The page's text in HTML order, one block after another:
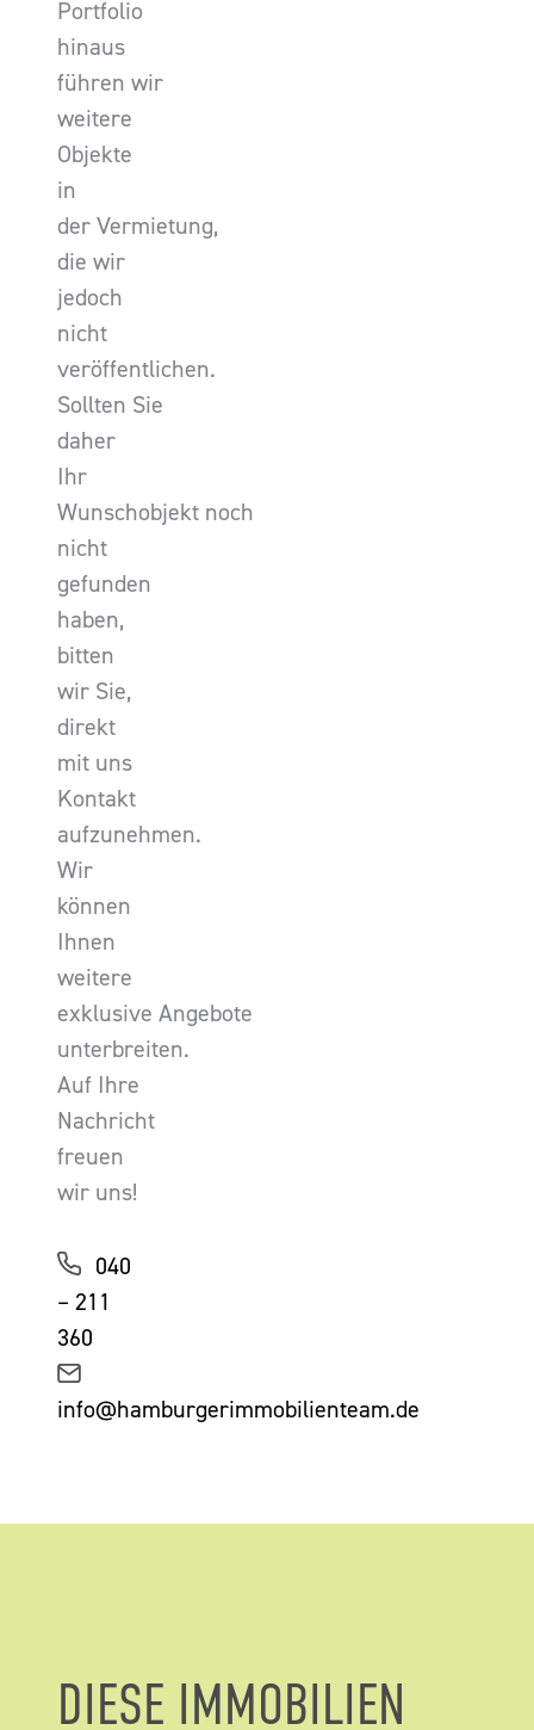
Portfolio
hinaus
führen wir
weitere
Objekte
in
der Vermietung,
die wir
jedoch
nicht
veröffentlichen.
Sollten Sie
daher
Ihr
Wunschobjekt noch
nicht
gefunden
haben,
bitten
wir Sie,
direkt
mit uns
Kontakt
aufzunehmen.
Wir
können
Ihnen
weitere
exklusive Angebote
unterbreiten.
Auf Ihre
Nachricht
freuen
wir uns!
040
– 211
360
info@hamburgerimmobilienteam.de
DIESE IMMOBILIEN